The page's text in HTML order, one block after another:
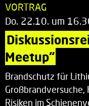
VORTRAG
Do. 22.10. um
Meetup“
Brandschutz für
Großbrandversuche,
Risiken im